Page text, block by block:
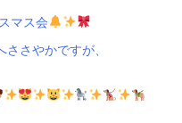
マス会
さやかですが、